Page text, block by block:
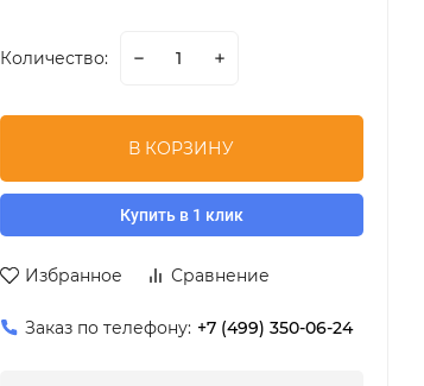
Количество:
В КОРЗИНУ
Купить в 1 клик
Избранное Сравнение
Заказ по телефону: +7 (499) 350-06-24